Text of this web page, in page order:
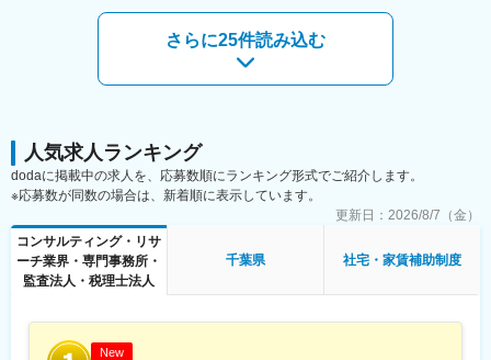
・業務プロセス分析からBPR、現場定着までのオペレーション改
・AIなど先端技術活用による業務・事業設計、PoC推進・効果検
・マーケティングやサプライチェーン全体の効率化など、経営課
■プロジェクト事例：
◇NewTechコンサルティング
・AI、IoT、ブロックチェーン等の最先端テクノロジーを活用した
業務改革の計画立案、実行支援
・経営課題を解決するための最先端テクノロジーの導入支援
◇Digitalコンサルティング
・デジタル化推進のあるべき姿策定と、初期施策／
・E-コマース戦略の策定やソリューション導入の実行支援等、個
別デジタル化施策の推進支援
1回賃金はあくまでも目安の金額であり、選考を通じて上下する可
能性があります。月給(月額)は固定手当を含めた表記です。
さらに25件読み込む
人気求人ランキング
dodaに掲載中の求人を、応募数順にランキング形式でご紹介します。
※応募数が同数の場合は、新着順に表示しています。
更新日： 2026/8/7（金）
コンサルティング・リサ
ーチ業界・専門事務所・
監査法人・税理士法人
千葉県 社宅・家賃補助制度
New